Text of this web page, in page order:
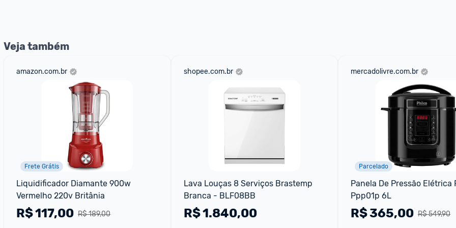
Veja também
amazon.com.br
Frete Grátis
Liquidificador Diamante 900w
Vermelho 220v Britânia
R$ 189,00
R$117,00
shopee.com.br
Lava Louças 8 Serviços Brastemp
Branca - BLF08BB
R$1.840,00
mercadolivre.com.br
Parcelado
Panela De Pressão Elétrica
Ppp01p 6L
R$ 549,90
R$365,00